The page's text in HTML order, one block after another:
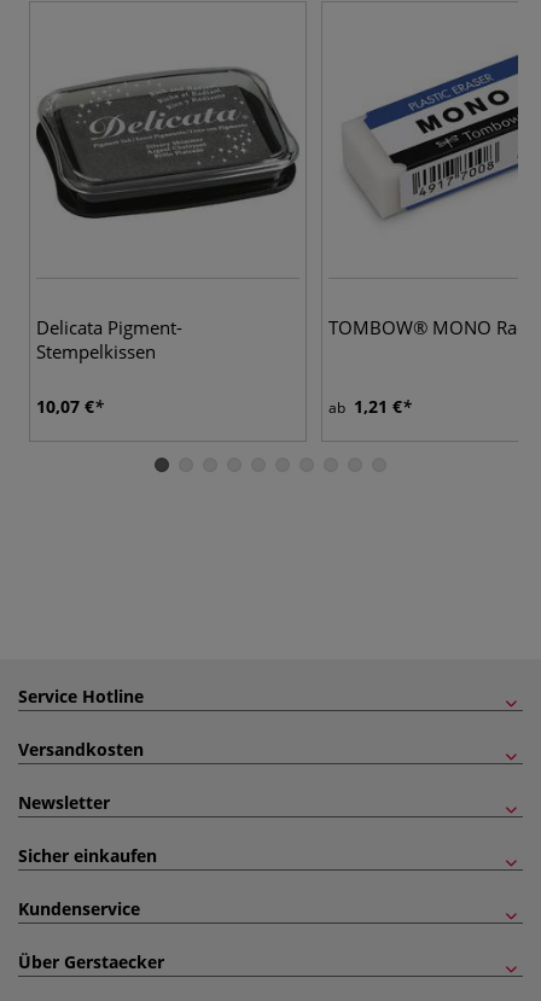
Delicata Pigment-
Stempelkissen
10,07 €
TOMBOW® MONO
ab 1,21 €
Service Hotline
Versandkosten
Newsletter
Sicher einkaufen
Kundenservice
Über Gerstaecker